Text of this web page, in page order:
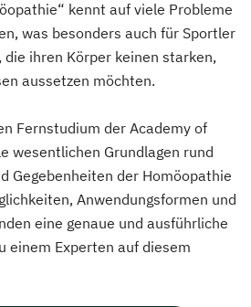
kennt auf viele Probleme
was besonders auch für Sportler
ihren Körper keinen starken,
aussetzen möchten.
Fernstudium der Academy of
wesentlichen Grundlagen rund
Gegebenheiten der Homöopathie
Anwendungsformen und
eine genaue und ausführliche
einem Experten auf diesem